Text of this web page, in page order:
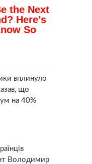
вплинуло
що
на 40%
Володимир